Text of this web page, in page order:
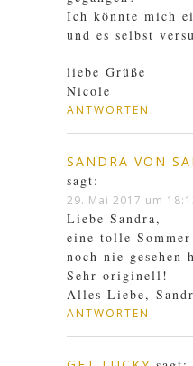
Ich könnte mich
und es selbst
liebe Grüße
Nicole
ANTWORTEN
SANDRA VON
sagt:
29. Mai 2017 um
Liebe Sandra,
eine tolle
noch nie gesehen
Sehr originell!
Alles Liebe,
ANTWORTEN